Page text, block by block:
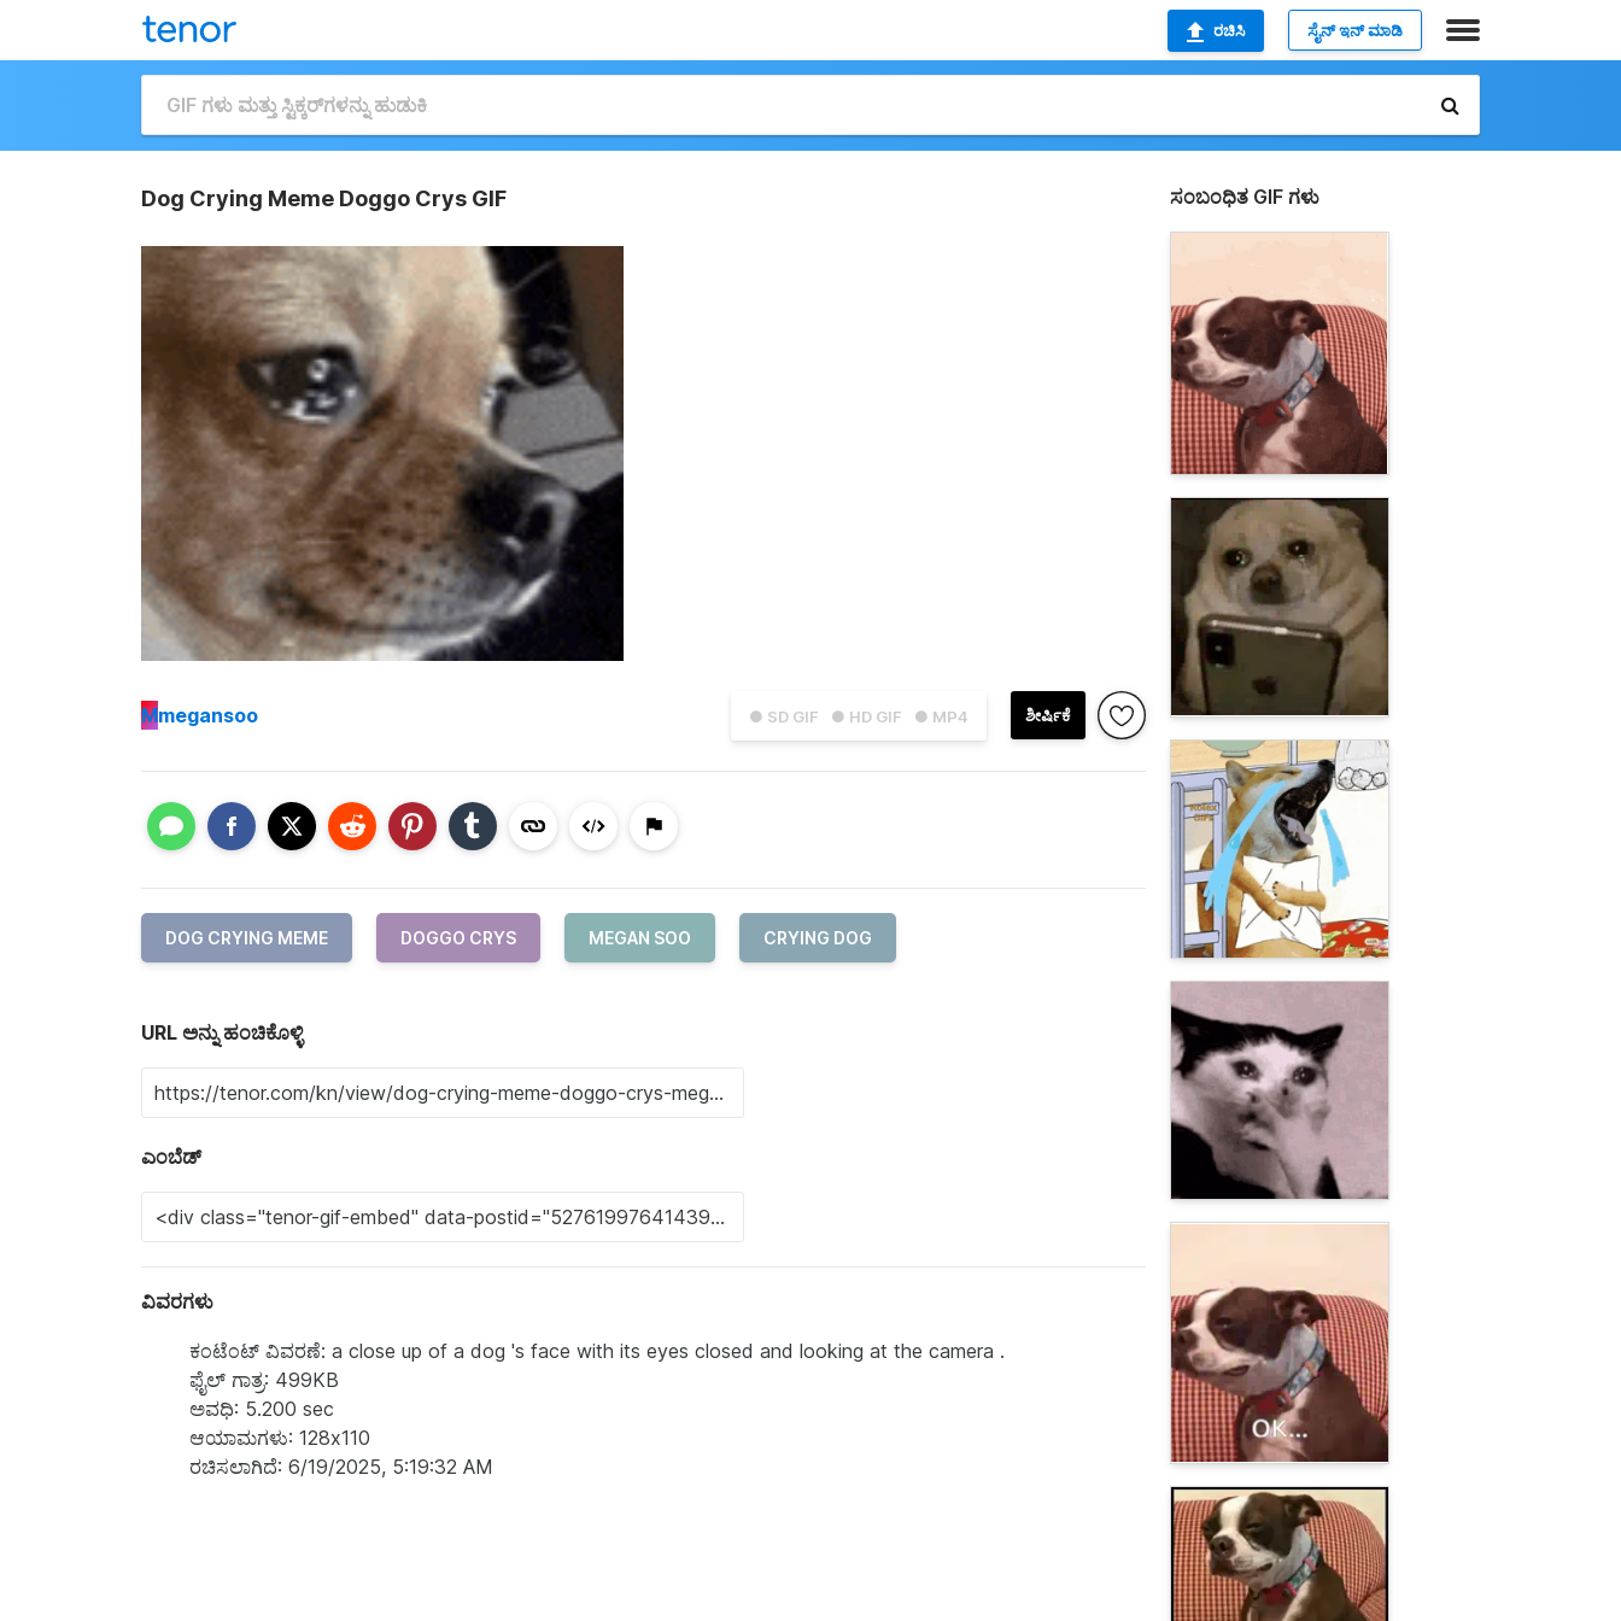
ರಚಿಸಿ ಸೈನ್ ಇನ್ ಮಾಡಿ
Dog Crying Meme Doggo Crys GIF
● SD GIF ● HD GIF ● MP4 ಶೀರ್ಷಿಕೆ
Mmegansoo
DOG CRYING MEME DOGGO CRYS MEGAN SOO CRYING DOG
URL ಅನ್ನು ಹಂಚಿಕೊಳ್ಳಿ
ಎಂಬೆಡ್
ವಿವರಗಳು
ಕಂಟೆಂಟ್‌ ವಿವರಣೆ: a close up of a dog 's face with its eyes closed and looking at the camera .
ಫೈಲ್ ಗಾತ್ರ: 499KB
ಅವಧಿ: 5.200 sec
ಆಯಾಮಗಳು: 128x110
ರಚಿಸಲಾಗಿದೆ: 6/19/2025, 5:19:32 AM
ಸಂಬಂಧಿತ GIF ಗಳು